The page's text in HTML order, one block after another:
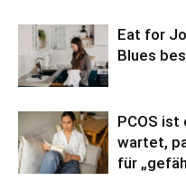
Eat for
Blues
PCOS
wartet,
für